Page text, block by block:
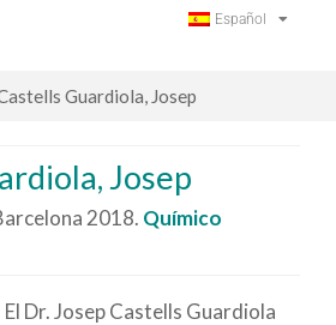
Español
Guardiola, Josep
Josep
2018. Químico
El Dr. Josep Castells Guardiola